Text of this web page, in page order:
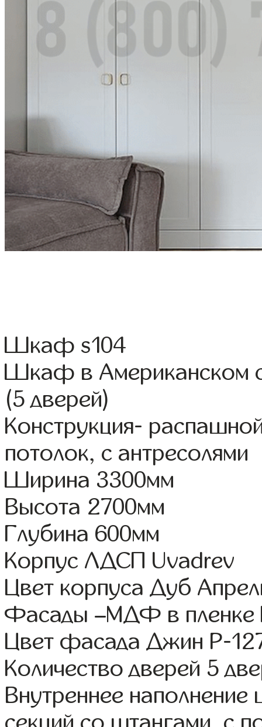
Шкаф s104
Шкаф в Американском
(5 дверей)
Конструкция-
потолок, с антресолями
Ширина 3300мм
Высота 2700мм
Глубина 600мм
Корпус ЛДСП Uvadrev
Цвет корпуса Дуб
Фасады –МДФ в пленке
Цвет фасада Джин Р-
Количество дверей 5
Внутреннее